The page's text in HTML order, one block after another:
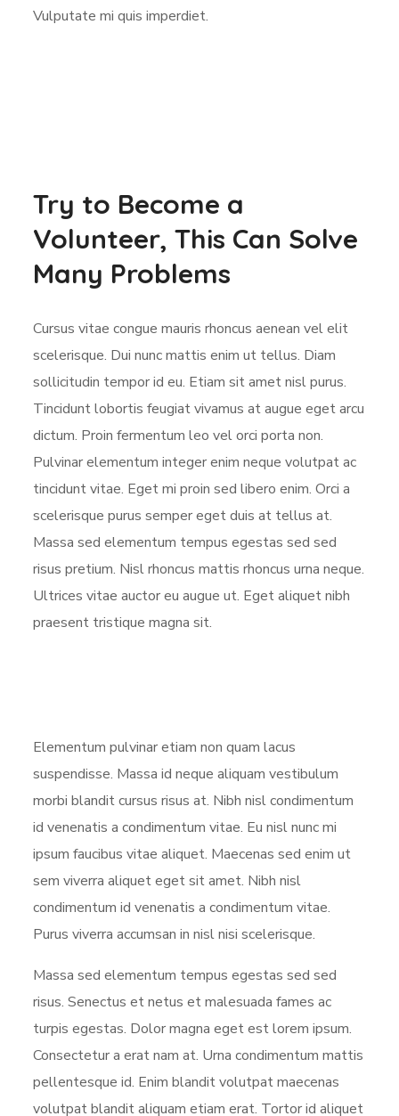
Vulputate mi quis imperdiet.
Try to Become a
Volunteer, This Can Solve
Many Problems
Cursus vitae congue mauris rhoncus aenean vel elit
scelerisque. Dui nunc mattis enim ut tellus. Diam
sollicitudin tempor id eu. Etiam sit amet nisl purus.
Tincidunt lobortis feugiat vivamus at augue eget arcu
dictum. Proin fermentum leo vel orci porta non.
Pulvinar elementum integer enim neque volutpat ac
tincidunt vitae. Eget mi proin sed libero enim. Orci a
scelerisque purus semper eget duis at tellus at.
Massa sed elementum tempus egestas sed sed
risus pretium. Nisl rhoncus mattis rhoncus urna neque.
Ultrices vitae auctor eu augue ut. Eget aliquet nibh
praesent tristique magna sit.
Elementum pulvinar etiam non quam lacus
suspendisse. Massa id neque aliquam vestibulum
morbi blandit cursus risus at. Nibh nisl condimentum
id venenatis a condimentum vitae. Eu nisl nunc mi
ipsum faucibus vitae aliquet. Maecenas sed enim ut
sem viverra aliquet eget sit amet. Nibh nisl
condimentum id venenatis a condimentum vitae.
Purus viverra accumsan in nisl nisi scelerisque.
Massa sed elementum tempus egestas sed sed
risus. Senectus et netus et malesuada fames ac
turpis egestas. Dolor magna eget est lorem ipsum.
Consectetur a erat nam at. Urna condimentum mattis
pellentesque id. Enim blandit volutpat maecenas
volutpat blandit aliquam etiam erat. Tortor id aliquet